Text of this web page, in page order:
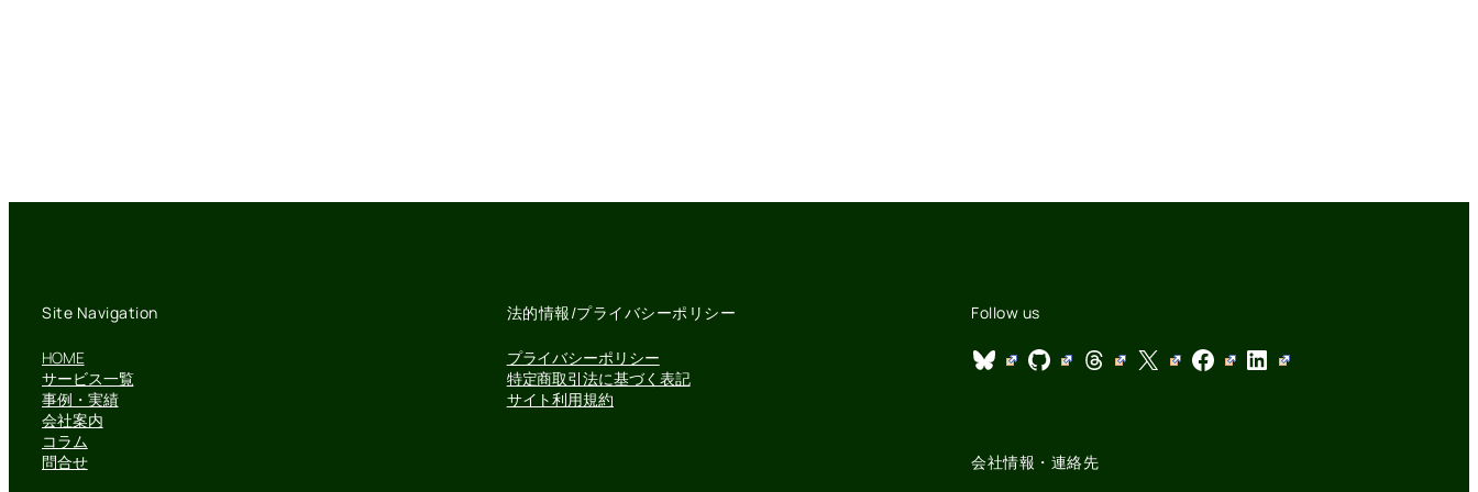
Site Navigation
HOME
サービス一覧
事例・実績
会社案内
コラム
問合せ
法的情報/プライバシーポリシー
プライバシーポリシー
特定商取引法に基づく表記
サイト利用規約
Follow us
Bluesky GitHub Threads X Facebook LinkedIn
会社情報・連絡先